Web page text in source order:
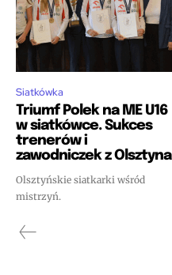
Siatkówka
Triumf Polek na ME U16
w siatkówce. Sukces
trenerów i
zawodniczek z Olsztyna
Olsztyńskie siatkarki wśród
mistrzyń.